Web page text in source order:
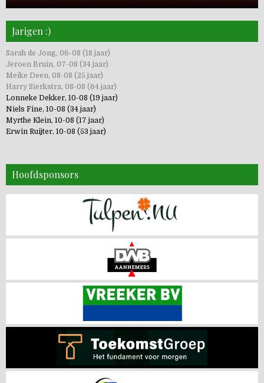
Jarigen :)
Sarah de Jong, 06-08 (18 jaar)
Jeroen Bruin, 07-08 (34 jaar)
Meike Deen, 08-08 (25 jaar)
Harry Sierkstra, 08-08 (64 jaar)
Lonneke Dekker, 10-08 (19 jaar)
Niels Fine, 10-08 (34 jaar)
Myrthe Klein, 10-08 (17 jaar)
Erwin Ruijter, 10-08 (53 jaar)
Hoofdsponsors